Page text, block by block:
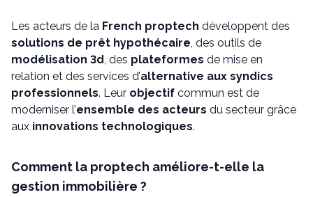
Les acteurs de la French proptech développent des
solutions de prêt hypothécaire, des outils de
modélisation 3d, des plateformes de mise en
relation et des services d’alternative aux syndics
professionnels. Leur objectif commun est de
moderniser l’ensemble des acteurs du secteur grâce
aux innovations technologiques.
Comment la proptech améliore-t-elle la
gestion immobilière ?